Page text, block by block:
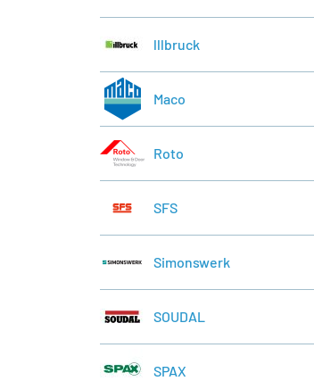
lllbruck
Maco
Roto
SFS
Simonswerk
SOUDAL
SPAX